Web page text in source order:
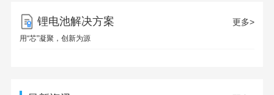
锂电池解决方案
用“芯”凝聚，创新为源
更多>